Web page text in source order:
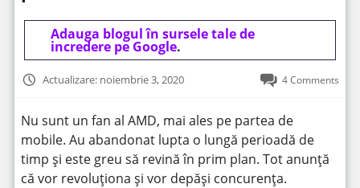
Adauga blogul în sursele tale de
incredere pe Google.
Actualizare: noiembrie 3, 2020 4 Comments
Nu sunt un fan al AMD, mai ales pe partea de
mobile. Au abandonat lupta o lungă perioadă de
timp și este greu să revină în prim plan. Tot anunță
că vor revoluționa și vor depăși concurența.